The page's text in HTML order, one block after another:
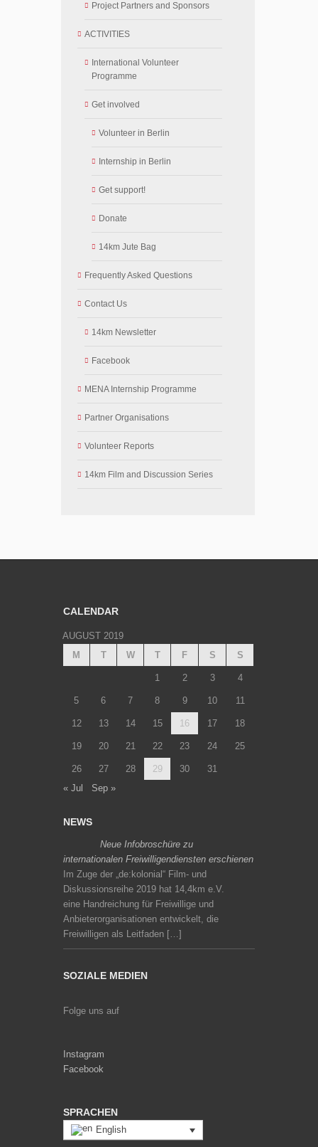
Project Partners and Sponsors
ACTIVITIES
International Volunteer
Programme
Get involved
Volunteer in Berlin
Internship in Berlin
Get support!
Donate
14km Jute Bag
Frequently Asked Questions
Contact Us
14km Newsletter
Facebook
MENA Internship Programme
Partner Organisations
Volunteer Reports
14km Film and Discussion Series
CALENDAR
AUGUST 2019
M
T W T F S S
1 2 3 4
5 6 7 8 9 10 11
12 13 14 15 16 17 18
19 20 21 22 23 24 25
26 27 28 29 30
31
« Jul
Sep »
NEWS
Neue Infobroschüre zu
internationalen Freiwilligendiensten erschienen
Im Zuge der „de:kolonial“ Film- und
Diskussionsreihe 2019 hat 14,4km e.V.
eine Handreichung für Freiwillige und
Anbieterorganisationen entwickelt, die
Freiwilligen als Leitfaden […]
SOZIALE MEDIEN
Folge uns auf
Instagram
Facebook
SPRACHEN
English